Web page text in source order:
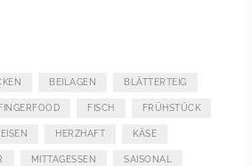
BEILAGEN BLÄTTERTEIG
FISCH FRÜHSTÜCK
HERZHAFT KÄSE
MITTAGESSEN SAISONAL